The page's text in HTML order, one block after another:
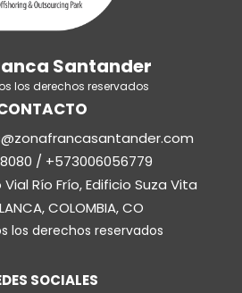
Santander
los derechos reservados
/ +573006056779
Río Frío, Edificio Suza Vita
COLOMBIA, CO
los derechos reservados
SOCIALES